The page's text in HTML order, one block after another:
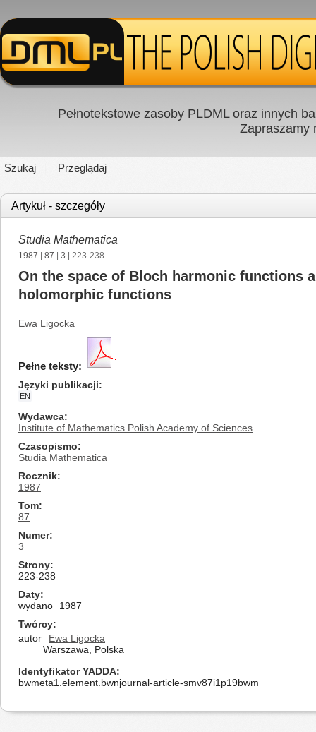
Pełnotekstowe zasoby PLDML oraz innych
Zapraszamy
Szukaj Przeglądaj
Artykuł - szczegóły
Studia Mathematica
1987 87 3 | 223-238
On the space of Bloch harmonic functions
holomorphic functions
Ewa Ligocka
Pełne teksty:
Języki publikacji
EN
Wydawca
Institute of Mathematics Polish Academy of Sciences
Czasopismo
Studia Mathematica
Rocznik
1987
Tom
87
Numer
3
Strony
223-238
Daty
wydano
1987
Twórcy
autor
Ewa Ligocka
Warszawa, Polska
Identyfikator YADDA
bwmeta1.element.bwnjournal-article-smv87i1p19bwm